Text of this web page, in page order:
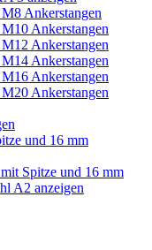
Ankerstangen
Ankerstangen
Ankerstangen
Ankerstangen
Ankerstangen
Ankerstangen
und 16 mm
Spitze und 16 mm
A2 anzeigen